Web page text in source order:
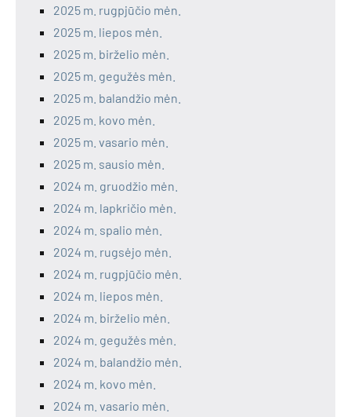
2025 m. rugpjūčio mėn.
2025 m. liepos mėn.
2025 m. birželio mėn.
2025 m. gegužės mėn.
2025 m. balandžio mėn.
2025 m. kovo mėn.
2025 m. vasario mėn.
2025 m. sausio mėn.
2024 m. gruodžio mėn.
2024 m. lapkričio mėn.
2024 m. spalio mėn.
2024 m. rugsėjo mėn.
2024 m. rugpjūčio mėn.
2024 m. liepos mėn.
2024 m. birželio mėn.
2024 m. gegužės mėn.
2024 m. balandžio mėn.
2024 m. kovo mėn.
2024 m. vasario mėn.